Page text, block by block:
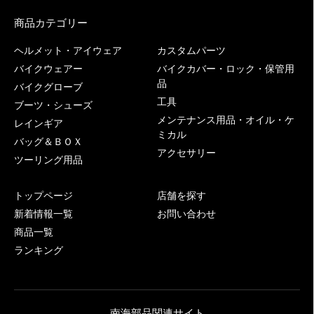
商品カテゴリー
ヘルメット・アイウェア
バイクウェアー
バイクグローブ
ブーツ・シューズ
レインギア
バッグ＆ＢＯＸ
ツーリング用品
カスタムパーツ
バイクカバー・ロック・保管用
品
工具
メンテナンス用品・オイル・ケ
ミカル
アクセサリー
トップページ
新着情報一覧
商品一覧
ランキング
店舗を探す
お問い合わせ